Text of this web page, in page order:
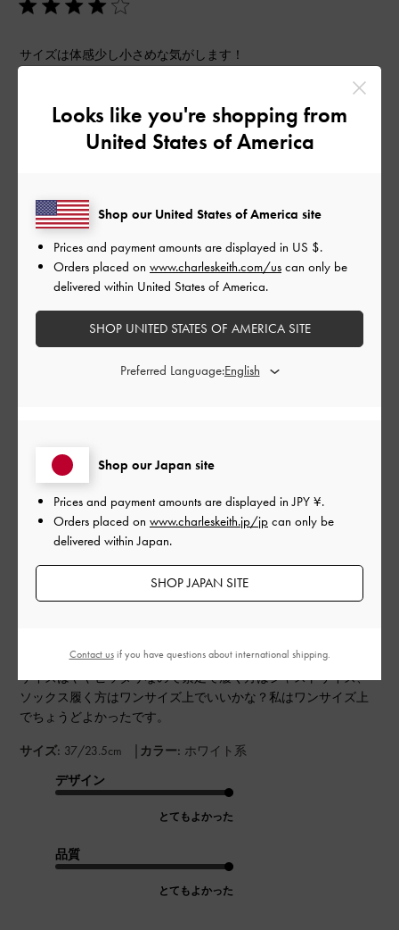
サイズは体感少し小さめな気がします！
歩きやすいです！
ただ汚れやすそうなので、
サイズ: 37/23.5cm カラー:
ブルー系
とてもよかった
品質
よかった
ご利用者様
かわいくて気分が上がります🎀
軽くて履きやすいです🩷
サイズはややピッタリなので素足で履く方はジャストサイズ、
ソックス履く方はワンサイズ上でいいかな？私はワンサイズ上
でちょうどよかったです。
サイズ: 37/23.5cm | カラー: ホワイト系
デザイン
とてもよかった
品質
とてもよかった
Looks like you're shopping from
United States of America
Shop our Japan site
Prices and payment amounts are displayed inJPY ¥.
Orders placed on www.charleskeith.jp/jp can only be
delivered within Japan.
SHOP JAPAN SITE
Shop our United States of America site
Prices and payment amounts are displayed in US $.
Orders placed on www.charleskeith.com/us can only be
delivered within United States of America.
SHOP UNITED STATES OF AMERICA SITE
Preferred Language:
Contact usif you have questions about international shipping.